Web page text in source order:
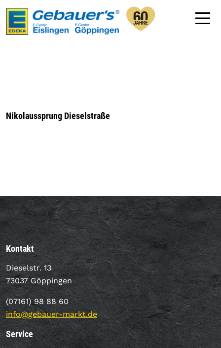
Nikolaussprung Dieselstraße
Kontakt
Dieselstr. 13
73037 Göppingen
(07161) 98 88 60
info@gebauer-markt.de
Service